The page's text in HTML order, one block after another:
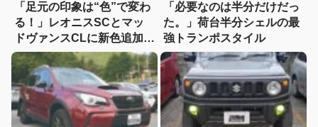
「足元の印象は“色”で変わ
る！」レオニスSCとマッ
ドヴァンスCLに新色追加！
どちらも想像以上に効く
っ!!
「必要なのは半分だけだっ
た。」荷台半分シェルの最
強トランポスタイル